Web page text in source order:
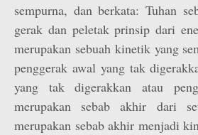
sempurna, dan berkata: Tuhan
gerak dan peletak prinsip dari
merupakan sebuah kinetik yang
penggerak awal yang tak
yang tak digerakkan atau
merupakan sebab akhir dari
merupakan sebab akhir menjadi